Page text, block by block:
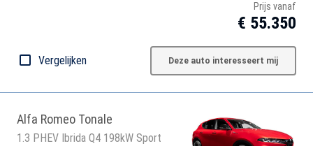
Prijs vanaf
€ 55.350
Vergelijken Deze auto interesseert mij
Alfa Romeo Tonale
1.3 PHEV Ibrida Q4 198kW Sport